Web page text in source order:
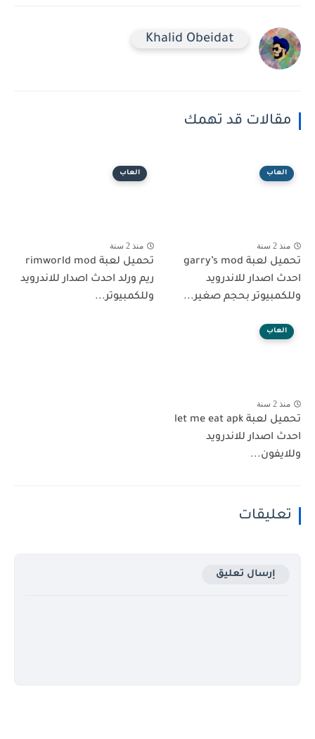
Khalid Obeidat
مقالات قد تهمك
العاب
منذ 2 سنة
تحميل لعبة garry’s mod
احدث اصدار للاندرويد
وللكمبيوتر بحجم صغير...
العاب
منذ 2 سنة
تحميل لعبة rimworld mod
ريم ورلد احدث اصدار للاندرويد
وللكمبيوتر...
العاب
منذ 2 سنة
تحميل لعبة let me eat apk
احدث اصدار للاندرويد
وللايفون...
تعليقات
إرسال تعليق